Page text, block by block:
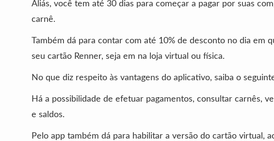
Aliás, você tem até 30 dias para começar a pagar por suas
carnê.
Também dá para contar com até 10% de desconto no dia em
seu cartão Renner, seja em na loja virtual ou física.
No que diz respeito às vantagens do aplicativo, saiba o
Há a possibilidade de efetuar pagamentos, consultar carnês,
e saldos.
Pelo app também dá para habilitar a versão do cartão virtual,